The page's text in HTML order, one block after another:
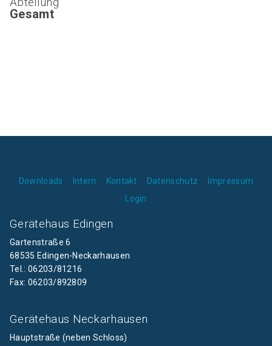
Gesamt
Downloads Intern Kontakt Datenschutz
Impressum
Login
Gerätehaus Edingen
Gartenstraße 6
68535 Edingen-Neckarhausen
Tel.: 06203/81216
Fax: 06203/892809
Gerätehaus Neckarhausen
Hauptstraße (neben Schloss)